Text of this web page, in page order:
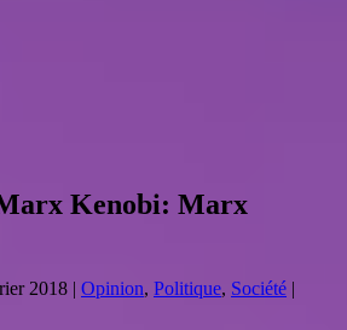
Kenobi: Marx
2018 | Opinion, Politique, Société |